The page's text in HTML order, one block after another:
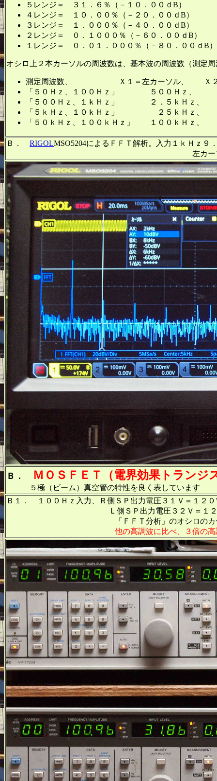
５レンジ＝ ３１．６％（－１０．００ｄB）
４レンジ＝ １０．００％（－２０．００ｄB）
３レンジ＝ １．０００％（－４０．００ｄB）
２レンジ＝ ０．１０００％（－６０．００ｄB）
１レンジ＝ ０．０１．０００％（－８０．００ｄ
オシロ上２本カーソルの周波数は、基本波の周波数（測定
測定周波数、 Ｘ１＝左カーソル、 Ｘ２＝
「５０Ｈｚ、１００Ｈｚ」 ５００
「５００Ｈｚ、１ｋＨｚ」 ２．５ｋ
「５ｋＨｚ、１０ｋＨｚ」 ２５ｋＨ
「５０ｋＨｚ、１００ｋＨｚ」 １００ｋ
Ｂ． RIGOLMSO5204によるＦＦＴ解析。入力１ｋＨｚ９
左カーソル＝２ｋＨｚ、右
Ｂ． ＭＯＳＦＥＴ（電界効果トランジ
５極（ビーム）真空管の特性を良く表しています
Ｂ１． １００Ｈｚ入力、Ｒ側ＳＰ出力電圧３１Ｖ＝１２
Ｌ側ＳＰ出力電圧３２Ｖ＝１２８Ｗ出
「ＦＦＴ分析」のオシロのカーソル周波
他の高調波に比べ、３倍の